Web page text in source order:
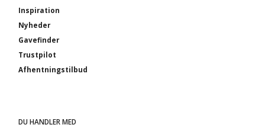
Inspiration
Nyheder
Gavefinder
Trustpilot
Afhentningstilbud
DU HANDLER MED